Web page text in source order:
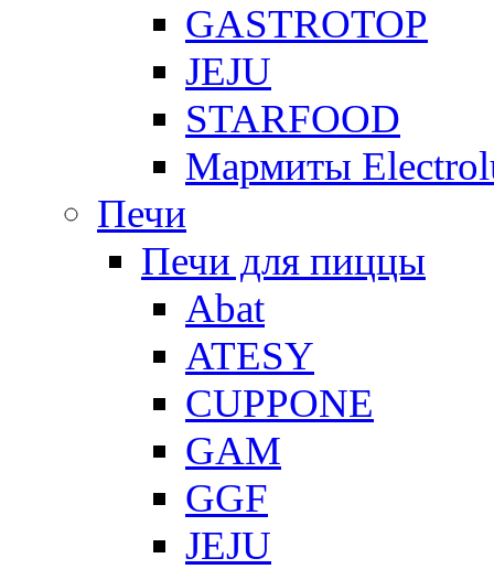
GASTROTOP
JEJU
STARFOOD
Мармиты
Печи
Печи для пиццы
Abat
ATESY
CUPPONE
GAM
GGF
JEJU